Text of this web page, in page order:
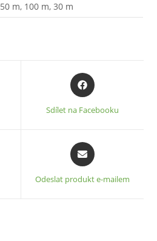
50 m, 100 m, 30 m
Opens
in
new
Sdílet na Facebooku
Opens
in
new
Odeslat produkt e-mailem